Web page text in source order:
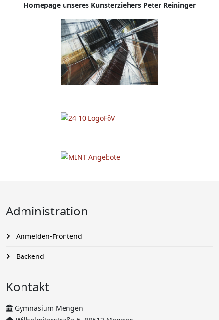
Homepage unseres Kunsterziehers Peter Reininger
Administration
Anmelden-Frontend
Backend
Kontakt
Gymnasium Mengen